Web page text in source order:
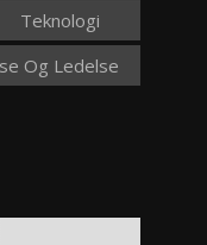
Teknologi
Og Ledelse